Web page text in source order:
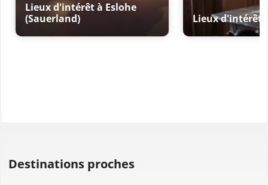
Lieux d'intérêt à Eslohe
(Sauerland)
Lieux d'intérêt
Destinations proches